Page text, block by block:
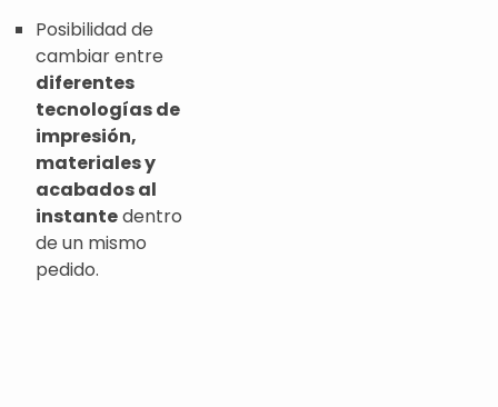
Posibilidad de
cambiar entre
diferentes
tecnologías de
impresión,
materiales y
acabados al
instantedentro
de un mismo
pedido.